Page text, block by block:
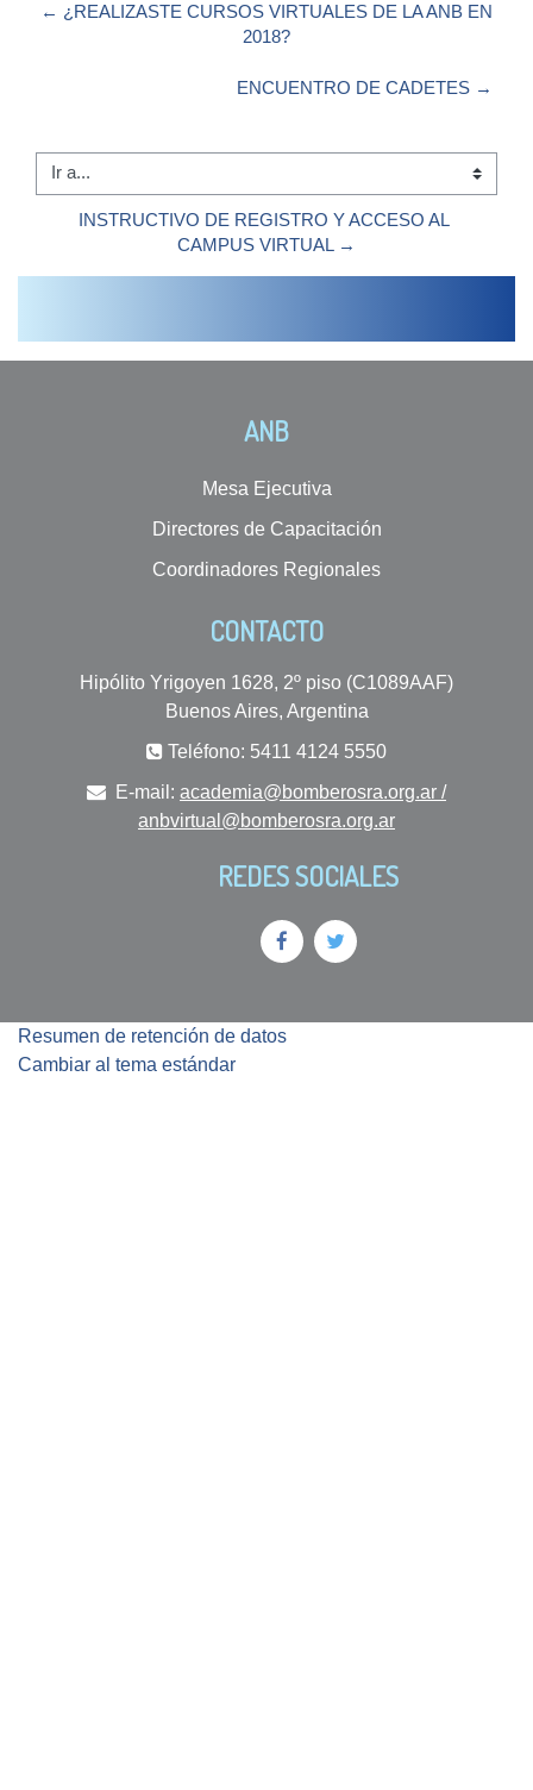
← ¿REALIZASTE CURSOS VIRTUALES DE LA ANB EN
2018?
ENCUENTRO DE CADETES →
Ir a...
INSTRUCTIVO DE REGISTRO Y ACCESO AL
CAMPUS VIRTUAL →
ANB
Mesa Ejecutiva
Directores de Capacitación
Coordinadores Regionales
CONTACTO
Hipólito Yrigoyen 1628, 2º piso (C1089AAF)
Buenos Aires, Argentina
Teléfono: 5411 4124 5550
E-mail: academia@bomberosra.org.ar /
anbvirtual@bomberosra.org.ar
REDES SOCIALES
Resumen de retención de datos
Cambiar al tema estándar